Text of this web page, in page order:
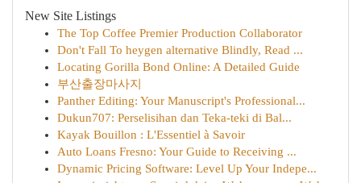
New Site Listings
The Top Coffee Premier Production Collaborator
Don't Fall To heygen alternative Blindly, Read ...
Locating Gorilla Bond Online: A Detailed Guide
부산출장마사지
Panther Editing: Your Manuscript's Professional...
Dukun707: Perselisihan dan Teka-teki di Bal...
Kayak Bouillon : L'Essentiel à Savoir
Auto Loans Fresno: Your Guide to Receiving ...
Dynamic Pricing Software: Level Up Your Indepe...